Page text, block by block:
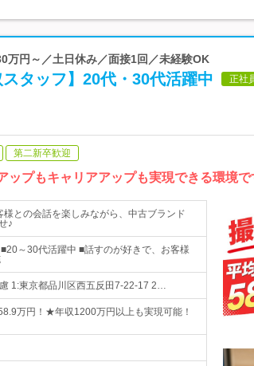
万円～／土日休み／面接1回／未経験OK
タッフ】20代・30代活躍中 正社
第二新卒歓迎
プもキャリアアップも実現できる環境で
との会話を楽しみながら、中古ブランド
♪
～30代活躍中 ■話すのが好きで、お客様
1:東京都品川区西五反田7-22-17 2…
万円！★年収1200万円以上も実現可能！